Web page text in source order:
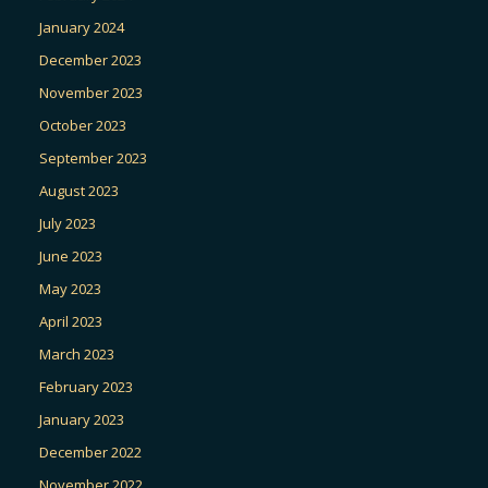
January 2024
December 2023
November 2023
October 2023
September 2023
August 2023
July 2023
June 2023
May 2023
April 2023
March 2023
February 2023
January 2023
December 2022